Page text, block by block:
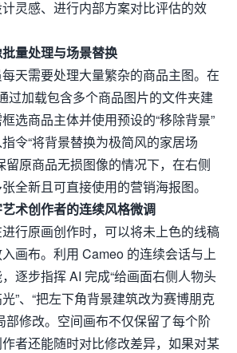
灵感、进行内部方案对比评估的效
量处理与场景替换
天需要处理大量繁杂的商品主图。在
过加载包含多个商品图片的文件夹建
选商品主体并使用预设的“移除背景”
令“将背景替换为极简风的家居场
留原商品无损图像的情况下，在右侧
全新且可直接使用的营销海报图。
术创作者的连续风格微调
行原画创作时，可以将未上色的线稿
画布。利用 Cameo 的连续会话与上
逐步指挥 AI 完成“给画面右侧人物头
”、“把左下角背景建筑改为赛博朋克
部修改。空间画布不仅保留了每个阶
者还能随时对比修改差异，如果对某